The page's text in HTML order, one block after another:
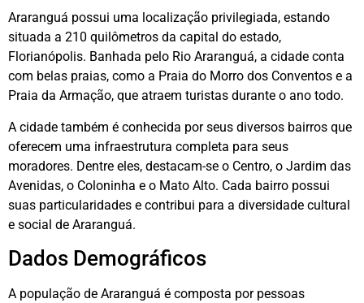
Araranguá possui uma localização privilegiada, estando
situada a 210 quilômetros da capital do estado,
Florianópolis. Banhada pelo Rio Araranguá, a cidade conta
com belas praias, como a Praia do Morro dos Conventos e a
Praia da Armação, que atraem turistas durante o ano todo.
A cidade também é conhecida por seus diversos bairros que
oferecem uma infraestrutura completa para seus
moradores. Dentre eles, destacam-se o Centro, o Jardim das
Avenidas, o Coloninha e o Mato Alto. Cada bairro possui
suas particularidades e contribui para a diversidade cultural
e social de Araranguá.
Dados Demográficos
A população de Araranguá é composta por pessoas